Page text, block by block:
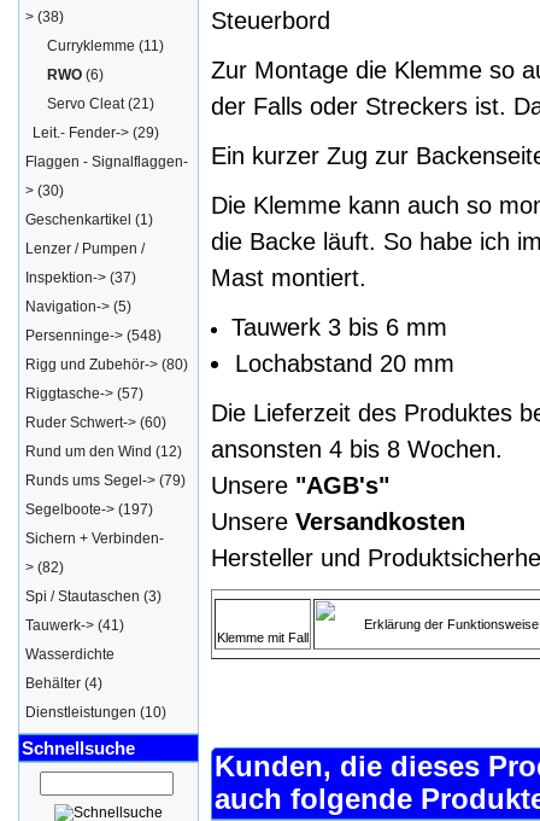
Steuerbord
Zur Montage die Klemme so
der Falls oder Streckers ist.
Ein kurzer Zug zur
Die Klemme kann auch so
die Backe läuft. So habe ich
Mast montiert.
Tauwerk 3 bis 6 mm
Lochabstand 20 mm
Die Lieferzeit des Produktes
ansonsten 4 bis 8 Wochen.
Unsere "AGB's"
Unsere Versandkosten
Hersteller und
Klemme mit Fall
Erklärung der
Kunden, die dieses
auch folgende
> (38)
Curryklemme (11)
RWO (6)
Servo Cleat(21)
Leit.- Fender-> (29)
Flaggen - Signalflaggen-
> (30)
Geschenkartikel (1)
Lenzer / Pumpen /
Inspektion-> (37)
Navigation-> (5)
Persenninge-> (548)
Rigg und Zubehör-> (80)
Riggtasche-> (57)
Ruder Schwert-> (60)
Rund um den Wind (12)
Runds ums Segel-> (79)
Segelboote-> (197)
Sichern + Verbinden-
> (82)
Spi / Stautaschen (3)
Tauwerk-> (41)
Wasserdichte
Behälter (4)
Dienstleistungen (10)
Schnellsuche